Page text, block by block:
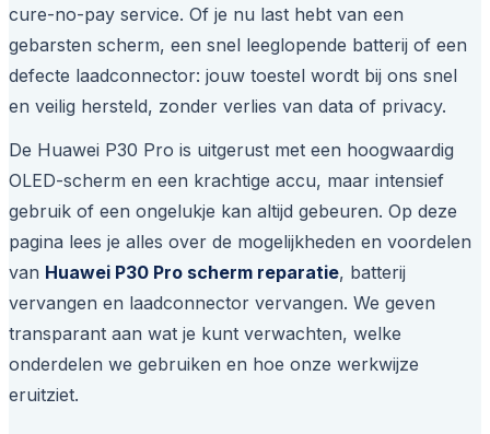
cure-no-pay service. Of je nu last hebt van een
gebarsten scherm, een snel leeglopende batterij of een
defecte laadconnector: jouw toestel wordt bij ons snel
en veilig hersteld, zonder verlies van data of privacy.
De Huawei P30 Pro is uitgerust met een hoogwaardig
OLED-scherm en een krachtige accu, maar intensief
gebruik of een ongelukje kan altijd gebeuren. Op deze
pagina lees je alles over de mogelijkheden en voordelen
van Huawei P30 Pro scherm reparatie, batterij
vervangen en laadconnector vervangen. We geven
transparant aan wat je kunt verwachten, welke
onderdelen we gebruiken en hoe onze werkwijze
eruitziet.